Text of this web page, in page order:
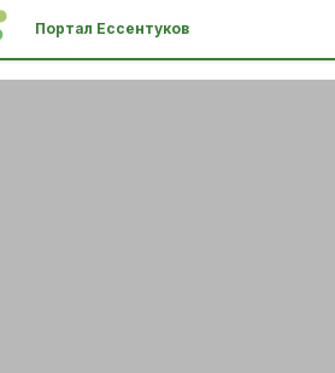
Портал Ессентуков